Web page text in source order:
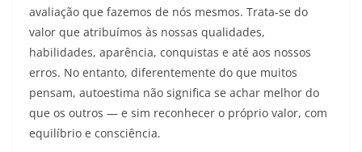
avaliação que fazemos de nós mesmos. Trata-se do
valor que atribuímos às nossas qualidades,
habilidades, aparência, conquistas e até aos nossos
erros. No entanto, diferentemente do que muitos
pensam, autoestima não significa se achar melhor do
que os outros — e sim reconhecer o próprio valor, com
equilíbrio e consciência.